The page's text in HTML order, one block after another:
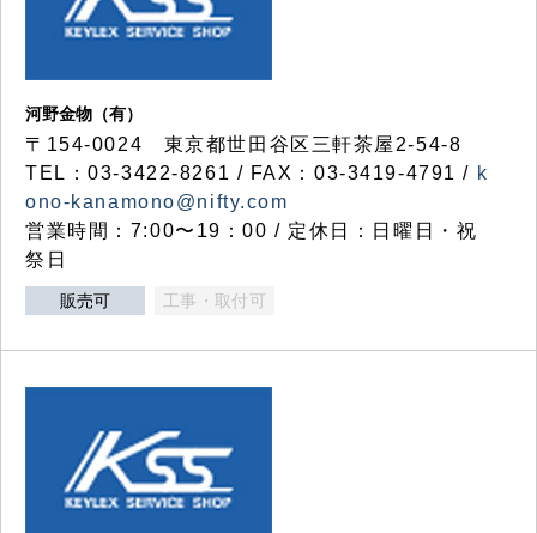
河野金物（有）
〒154-0024 東京都世田谷区三軒茶屋2-54-8
TEL：03-3422-8261 / FAX：03-3419-4791 / k
ono-kanamono@nifty.com
営業時間：7:00〜19：00 / 定休日：日曜日・祝
祭日
販売可 工事・取付可